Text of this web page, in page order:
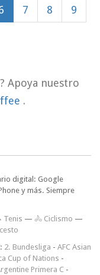
7 8 9
Apoya nuestro
.
digital: Google
y más. Siempre
Tenis — 🚴 Ciclismo —
2. Bundesliga - AFC Asian
Cup of Nations -
Primera C -